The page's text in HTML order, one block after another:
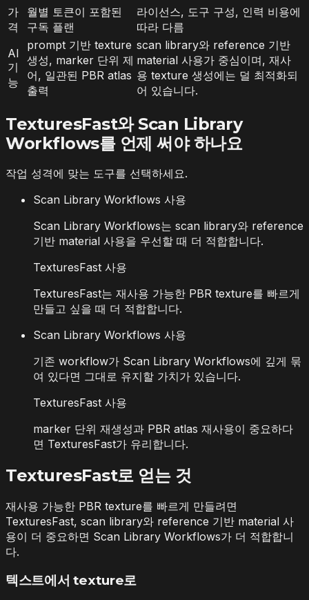
가
격
월별 토큰이 포함된
구독 플랜
라이선스, 도구 구성, 인력 비용에
따라 다름
AI
기
능
prompt 기반 texture
생성, marker 단위 제
어, 일관된 PBR atlas
출력
scan library와 reference 기반
material 사용가 중심이며, 재사
용 texture 생성에는 덜 최적화되
어 있습니다.
TexturesFast와 Scan Library
Workflows를 언제 써야 하나요
작업 성격에 맞는 도구를 선택하세요.
Scan Library Workflows 사용
Scan Library Workflows는 scan library와 reference
기반 material 사용을 우선할 때 더 적합합니다.
TexturesFast 사용
TexturesFast는 재사용 가능한 PBR texture를 빠르게
만들고 싶을 때 더 적합합니다.
Scan Library Workflows 사용
기존 workflow가 Scan Library Workflows에 깊게 묶
여 있다면 그대로 유지할 가치가 있습니다.
TexturesFast 사용
marker 단위 재생성과 PBR atlas 재사용이 중요하다
면 TexturesFast가 유리합니다.
TexturesFast로 얻는 것
재사용 가능한 PBR texture를 빠르게 만들려면
TexturesFast, scan library와 reference 기반 material 사
용이 더 중요하면 Scan Library Workflows가 더 적합합니
다.
텍스트에서 texture로